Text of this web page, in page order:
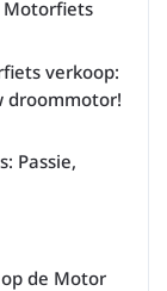
Motorfiets
verkoop:
droommotor!
Passie,
de Motor